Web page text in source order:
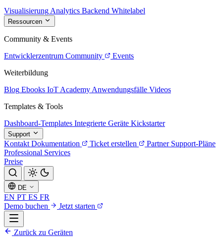
Visualisierung Analytics Backend Whitelabel
Ressourcen
Community & Events
Entwicklerzentrum Community
Events
Weiterbildung
Blog Ebooks IoT Academy Anwendungsfälle Videos
Templates & Tools
Dashboard-Templates Integrierte Geräte Kickstarter
Support
Kontakt Dokumentation Ticket erstellen Partner Support-Pläne
Professional Services
Preise
DE
EN PT ES FR
Demo buchen
Jetzt starten
Zurück zu Geräten